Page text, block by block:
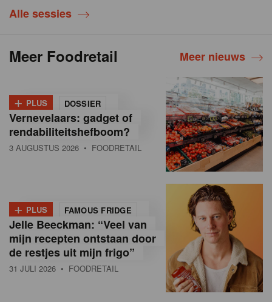
Alle sessies
Meer Foodretail Meer nieuws
+ PLUS DOSSIER
Vernevelaars: gadget of
rendabiliteitshefboom?
3 AUGUSTUS 2026 • FOODRETAIL
+ PLUS FAMOUS FRIDGE
Jelle Beeckman: “Veel van
mijn recepten ontstaan door
de restjes uit mijn frigo”
31 JULI 2026 • FOODRETAIL